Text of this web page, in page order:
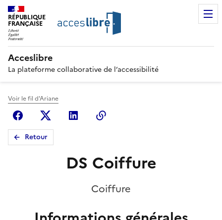
RÉPUBLIQUE
FRANÇAISE
Acceslibre
La plateforme collaborative de l’accessibilité
Voir le fil d'Ariane
FacebookX (anciennement Twitter)
Linkedin
Retour
DS Coiffure
Coiffure